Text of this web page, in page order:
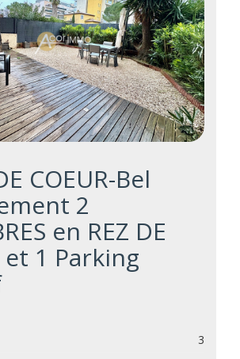
COEUR-Bel
2
en REZ DE
et 1 Parking
3